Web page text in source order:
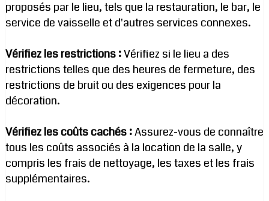
proposés par le lieu, tels que la restauration, le bar, le
service de vaisselle et d'autres services connexes.
Vérifiez les restrictions :Vérifiez si le lieu a des
restrictions telles que des heures de fermeture, des
restrictions de bruit ou des exigences pour la
décoration.
Vérifiez les coûts cachés :Assurez-vous de connaître
tous les coûts associés à la location de la salle, y
compris les frais de nettoyage, les taxes et les frais
supplémentaires.